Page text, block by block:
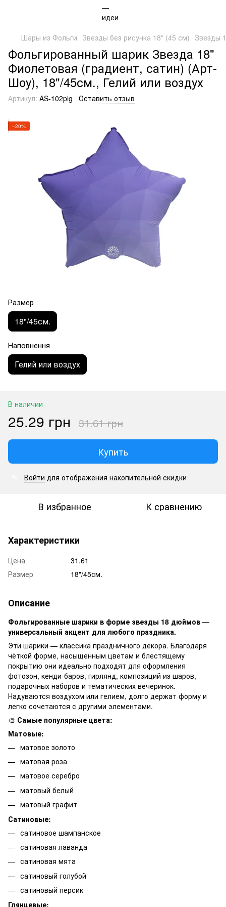
Шары из Фольги Звезды без рисунка 18" (45 см) Звезды
Фольгированный шарик Звезда 18"
Фиолетовая (градиент, сатин) (Арт-
Шоу), 18"/45см., Гелий или воздух
Артикул: AS-102plg Оставить отзыв
−20%
Размер
18"/45см.
Наповнення
Гелий или воздух
В наличии
25.29 грн 31.61 грн
Купить
Войти для отображения накопительной скидки
В избранное К сравнению
Характеристики
Цена
31.61
Размер
18"/45см.
Описание
Фольгированные шарики в форме звезды 18 дюймов —
универсальный акцент для любого праздника.
Эти шарики — классика праздничного декора. Благодаря
чёткой форме, насыщенным цветам и блестящему
покрытию они идеально подходят для оформления
фотозон, кенди-баров, гирлянд, композиций из шаров,
подарочных наборов и тематических вечеринок.
Надуваются воздухом или гелием, долго держат форму и
легко сочетаются с другими элементами.
🎨 Самые популярные цвета:
Матовые:
матовое золото
матовая роза
матовое серебро
матовый белый
матовый графит
Сатиновые:
сатиновое шампанское
сатиновая лаванда
сатиновая мята
сатиновый голубой
сатиновый персик
Глянцевые: